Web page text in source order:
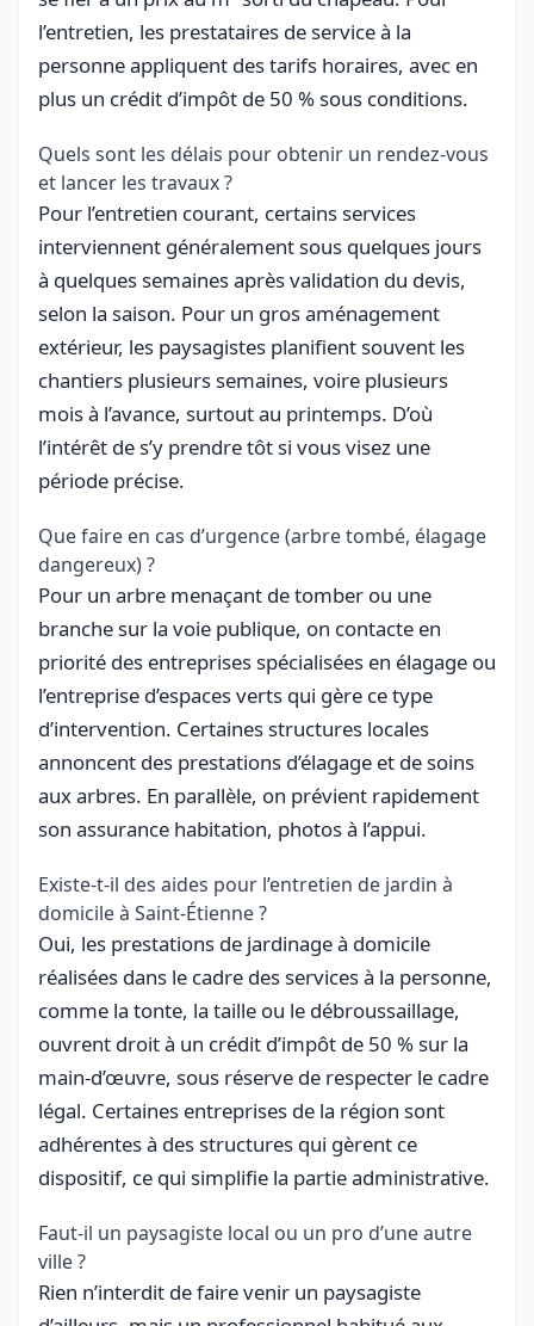
l’entretien, les prestataires de service à la
personne appliquent des tarifs horaires, avec en
plus un crédit d’impôt de 50 % sous conditions.
Quels sont les délais pour obtenir un rendez-vous
et lancer les travaux ?
Pour l’entretien courant, certains services
interviennent généralement sous quelques jours
à quelques semaines après validation du devis,
selon la saison. Pour un gros aménagement
extérieur, les paysagistes planifient souvent les
chantiers plusieurs semaines, voire plusieurs
mois à l’avance, surtout au printemps. D’où
l’intérêt de s’y prendre tôt si vous visez une
période précise.
Que faire en cas d’urgence (arbre tombé, élagage
dangereux) ?
Pour un arbre menaçant de tomber ou une
branche sur la voie publique, on contacte en
priorité des entreprises spécialisées en élagage ou
l’entreprise d’espaces verts qui gère ce type
d’intervention. Certaines structures locales
annoncent des prestations d’élagage et de soins
aux arbres. En parallèle, on prévient rapidement
son assurance habitation, photos à l’appui.
Existe-t-il des aides pour l’entretien de jardin à
domicile à Saint-Étienne ?
Oui, les prestations de jardinage à domicile
réalisées dans le cadre des services à la personne,
comme la tonte, la taille ou le débroussaillage,
ouvrent droit à un crédit d’impôt de 50 % sur la
main-d’œuvre, sous réserve de respecter le cadre
légal. Certaines entreprises de la région sont
adhérentes à des structures qui gèrent ce
dispositif, ce qui simplifie la partie administrative.
Faut-il un paysagiste local ou un pro d’une autre
ville ?
Rien n’interdit de faire venir un paysagiste